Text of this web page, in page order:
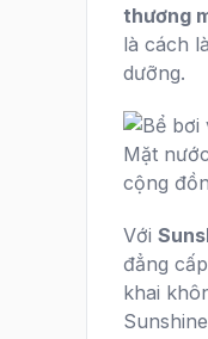
thương
là cách
dưỡng.
Với
đẳng
khai